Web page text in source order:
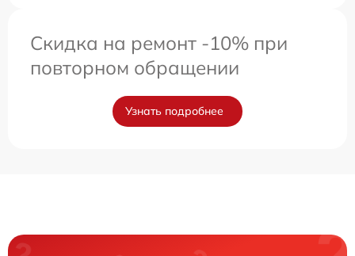
Скидка на ремонт -10% при
повторном обращении
Узнать подробнее